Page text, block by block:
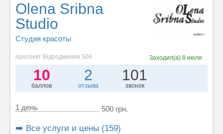
Olena Sribna
Studio
Студия красоты
проспект Відродження 50б Заходил(а) 8 июля
10
баллов
2
отзыва
101
звонок
1 день 500 грн.
➡️ Все услуги и цены (159)